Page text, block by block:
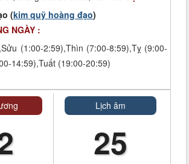
(kim quỹ hoàng đạo)
NGÀY :
(1:00-2:59),Thìn (7:00-8:59),Tỵ (9:00-
14:59),Tuất (19:00-20:59)
Lịch âm
25